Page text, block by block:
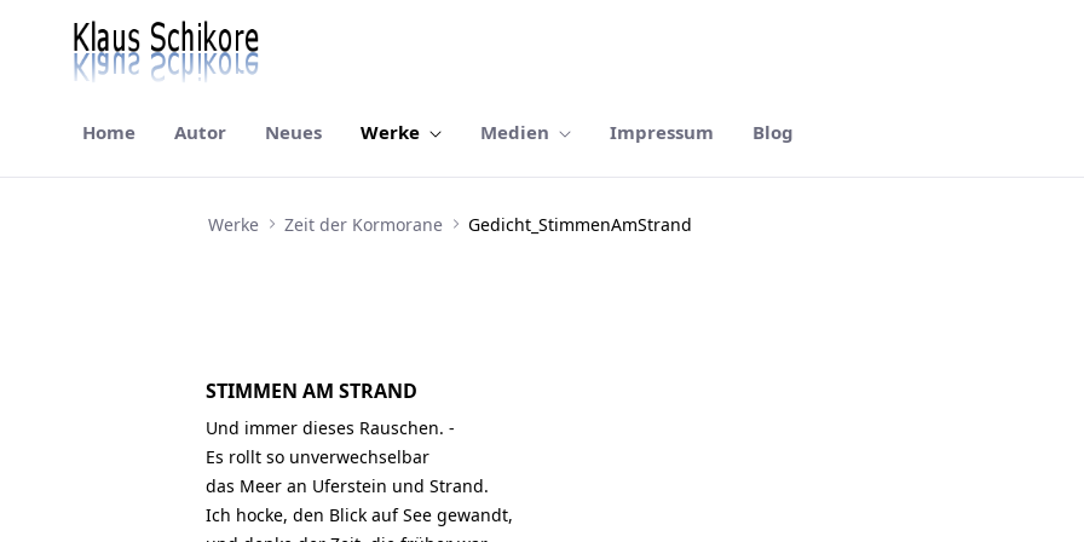
Home Autor Neues Werke Medien Impressum Blog
Werke Zeit der Kormorane Gedicht_StimmenAmStrand
STIMMEN AM STRAND
Und immer dieses Rauschen. -
Es rollt so unverwechselbar
das Meer an Uferstein und Strand.
Ich hocke, den Blick auf See gewandt,